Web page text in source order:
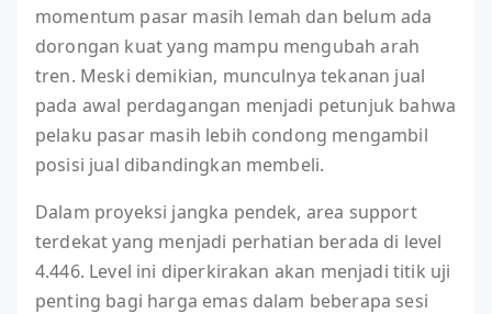
momentum pasar masih lemah dan belum ada
dorongan kuat yang mampu mengubah arah
tren. Meski demikian, munculnya tekanan jual
pada awal perdagangan menjadi petunjuk bahwa
pelaku pasar masih lebih condong mengambil
posisi jual dibandingkan membeli.
Dalam proyeksi jangka pendek, area support
terdekat yang menjadi perhatian berada di level
4.446. Level ini diperkirakan akan menjadi titik uji
penting bagi harga emas dalam beberapa sesi